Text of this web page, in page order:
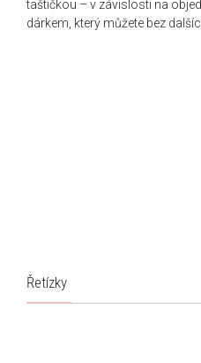
taštičkou – v závislosti na
dárkem, který můžete bez
Řetízky